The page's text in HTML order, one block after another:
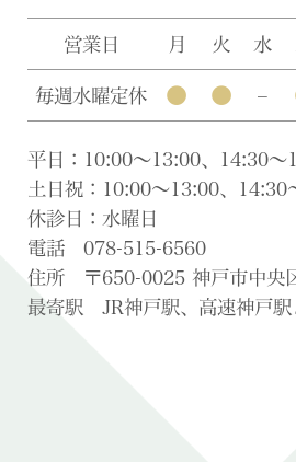
営業日 月 火 水
毎週水曜定休 ● ● –
平日：10:00〜13:00、14:30〜
土日祝：10:00〜13:00、14:30
休診日：水曜日
電話 078-515-6560
住所 〒650-0025 神戸市中央
最寄駅 JR神戸駅、高速神戸駅